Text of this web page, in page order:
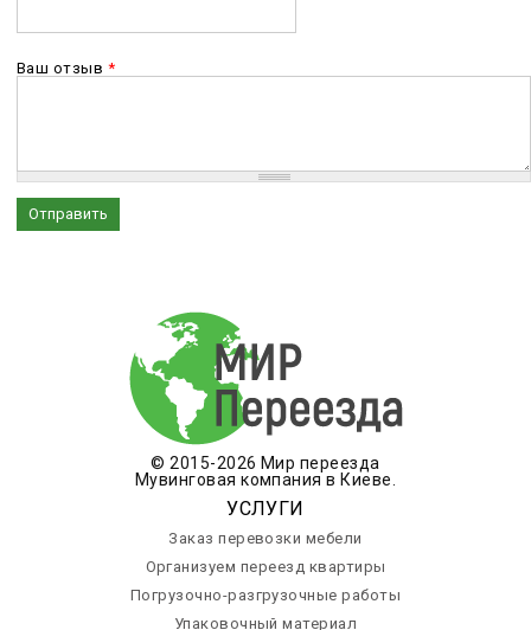
Ваш отзыв *
© 2015-2026 Мир переезда
Мувинговая компания в Киеве.
УСЛУГИ
Заказ перевозки мебели
Организуем переезд квартиры
Погрузочно-разгрузочные работы
Упаковочный материал